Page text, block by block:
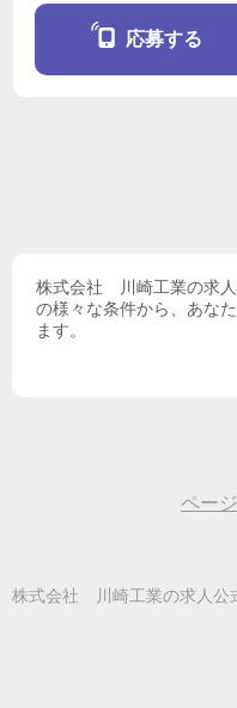
応募する
株式会社 川崎工業の求
の様々な条件から、あな
ます。
ペー
株式会社 川崎工業の求人公